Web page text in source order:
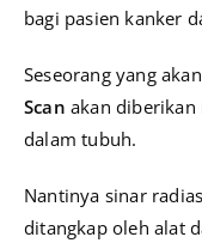
bagi pasien kanker
Seseorang yang
Scan akan
dalam tubuh.
Nantinya sinar
ditangkap oleh alat